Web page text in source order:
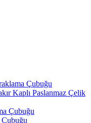
Çubuğu
Kaplı Paslanmaz Çelik
Çubuğu
Çubuğu